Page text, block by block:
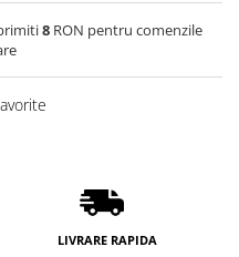
8RON pentru comenzile
LIVRARE RAPIDA